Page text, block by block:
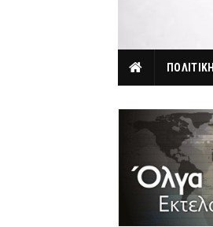
ΠΟΛΙΤΙΚΗ